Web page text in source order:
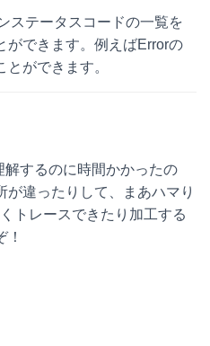
ステータスコードの一覧を
ができます。例えばErrorの
ができます。
するのに時間かかったの
が違ったりして、まあハマり
トレースできたり加工する